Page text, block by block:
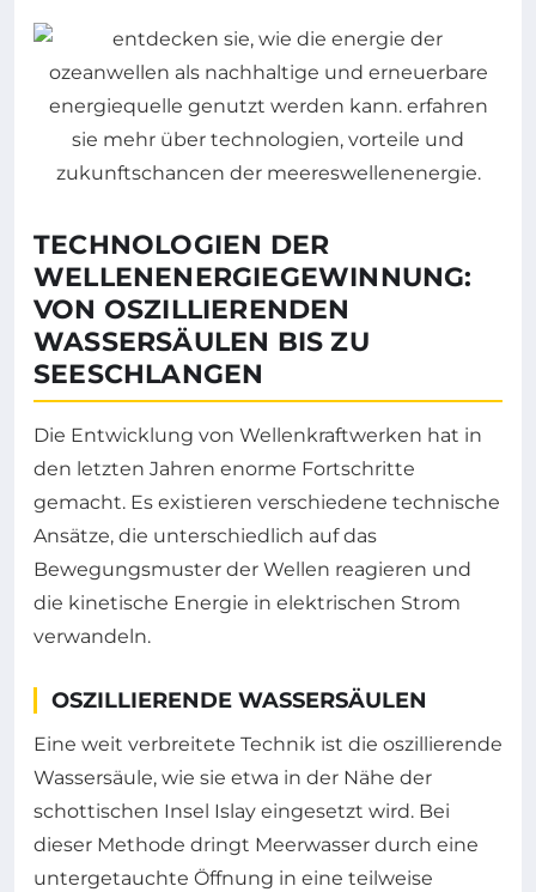
TECHNOLOGIEN DER
WELLENENERGIEGEWINNUNG:
VON OSZILLIERENDEN
WASSERSÄULEN BIS ZU
SEESCHLANGEN
Die Entwicklung von Wellenkraftwerken hat in
den letzten Jahren enorme Fortschritte
gemacht. Es existieren verschiedene technische
Ansätze, die unterschiedlich auf das
Bewegungsmuster der Wellen reagieren und
die kinetische Energie in elektrischen Strom
verwandeln.
OSZILLIERENDE WASSERSÄULEN
Eine weit verbreitete Technik ist die oszillierende
Wassersäule, wie sie etwa in der Nähe der
schottischen Insel Islay eingesetzt wird. Bei
dieser Methode dringt Meerwasser durch eine
untergetauchte Öffnung in eine teilweise